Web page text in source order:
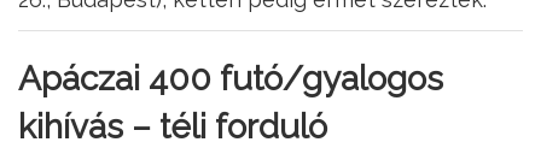
Apáczai 400 futó/gyalogos
kihívás – téli forduló